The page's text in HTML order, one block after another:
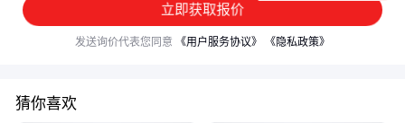
立即获取报价
发送询价代表您同意 《用户服务协议》 《隐私政策》
猜你喜欢